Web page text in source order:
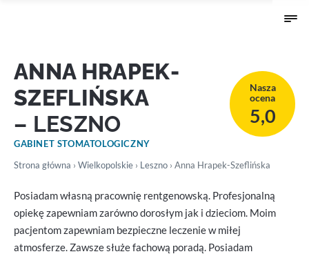
ANNA HRAPEK-
SZEFLIŃSKA
– LESZNO
GABINET STOMATOLOGICZNY
Nasza
ocena
5,0
Strona główna › Wielkopolskie › Leszno › Anna Hrapek-Szeflińska
Posiadam własną pracownię rentgenowską. Profesjonalną
opiekę zapewniam zarówno dorosłym jak i dzieciom. Moim
pacjentom zapewniam bezpieczne leczenie w miłej
atmosferze. Zawsze służe fachową poradą. Posiadam